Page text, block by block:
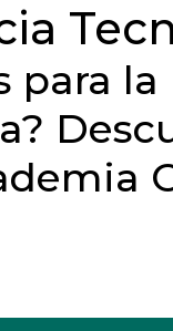
para la